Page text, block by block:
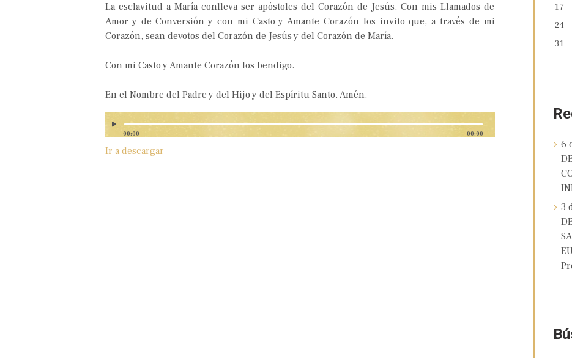
La esclavitud a María conlleva ser apóstoles del Corazón de Jesús. Con mis Llamados de
Amor y de Conversión y con mi Casto y Amante Corazón los invito que, a través de mi
Corazón, sean devotos del Corazón de Jesús y del Corazón de María.
Con mi Casto y Amante Corazón los bendigo.
En el Nombre del Padre y del Hijo y del Espíritu Santo. Amén.
00:00 00:00
Ir a descargar
17
24
31
6
3